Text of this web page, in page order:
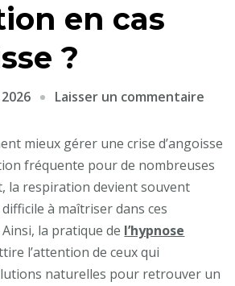
en cas
?
Laisser un commentaire
ce
que
aide
mieux gérer une crise d’angoisse
fréquente pour de nombreuses
la respiration devient souvent
à maîtriser dans ces
la pratique de l’hypnose
l’attention de ceux qui
naturelles pour retrouver un